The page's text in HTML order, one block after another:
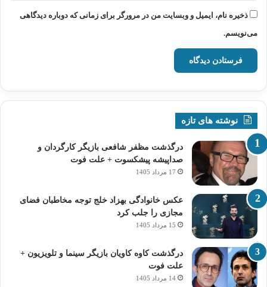
ذخیره نام، ایمیل و وبسایت من در مرورگر برای زمانی که دوباره دیدگاهی
می‌نویسم.
نوشته های تازه
درگذشت مظفر شافعی بازیگر کارگردان و
صداپیشه پیشکسوت + علت فوت
17 مرداد 1405
عکس خانوادگی بهزاد خلج توجه مخاطبان فضای
مجازی را جلب کرد
15 مرداد 1405
درگذشت کاوه کاویان بازیگر سینما و تلویزیون +
علت فوت
14 مرداد 1405